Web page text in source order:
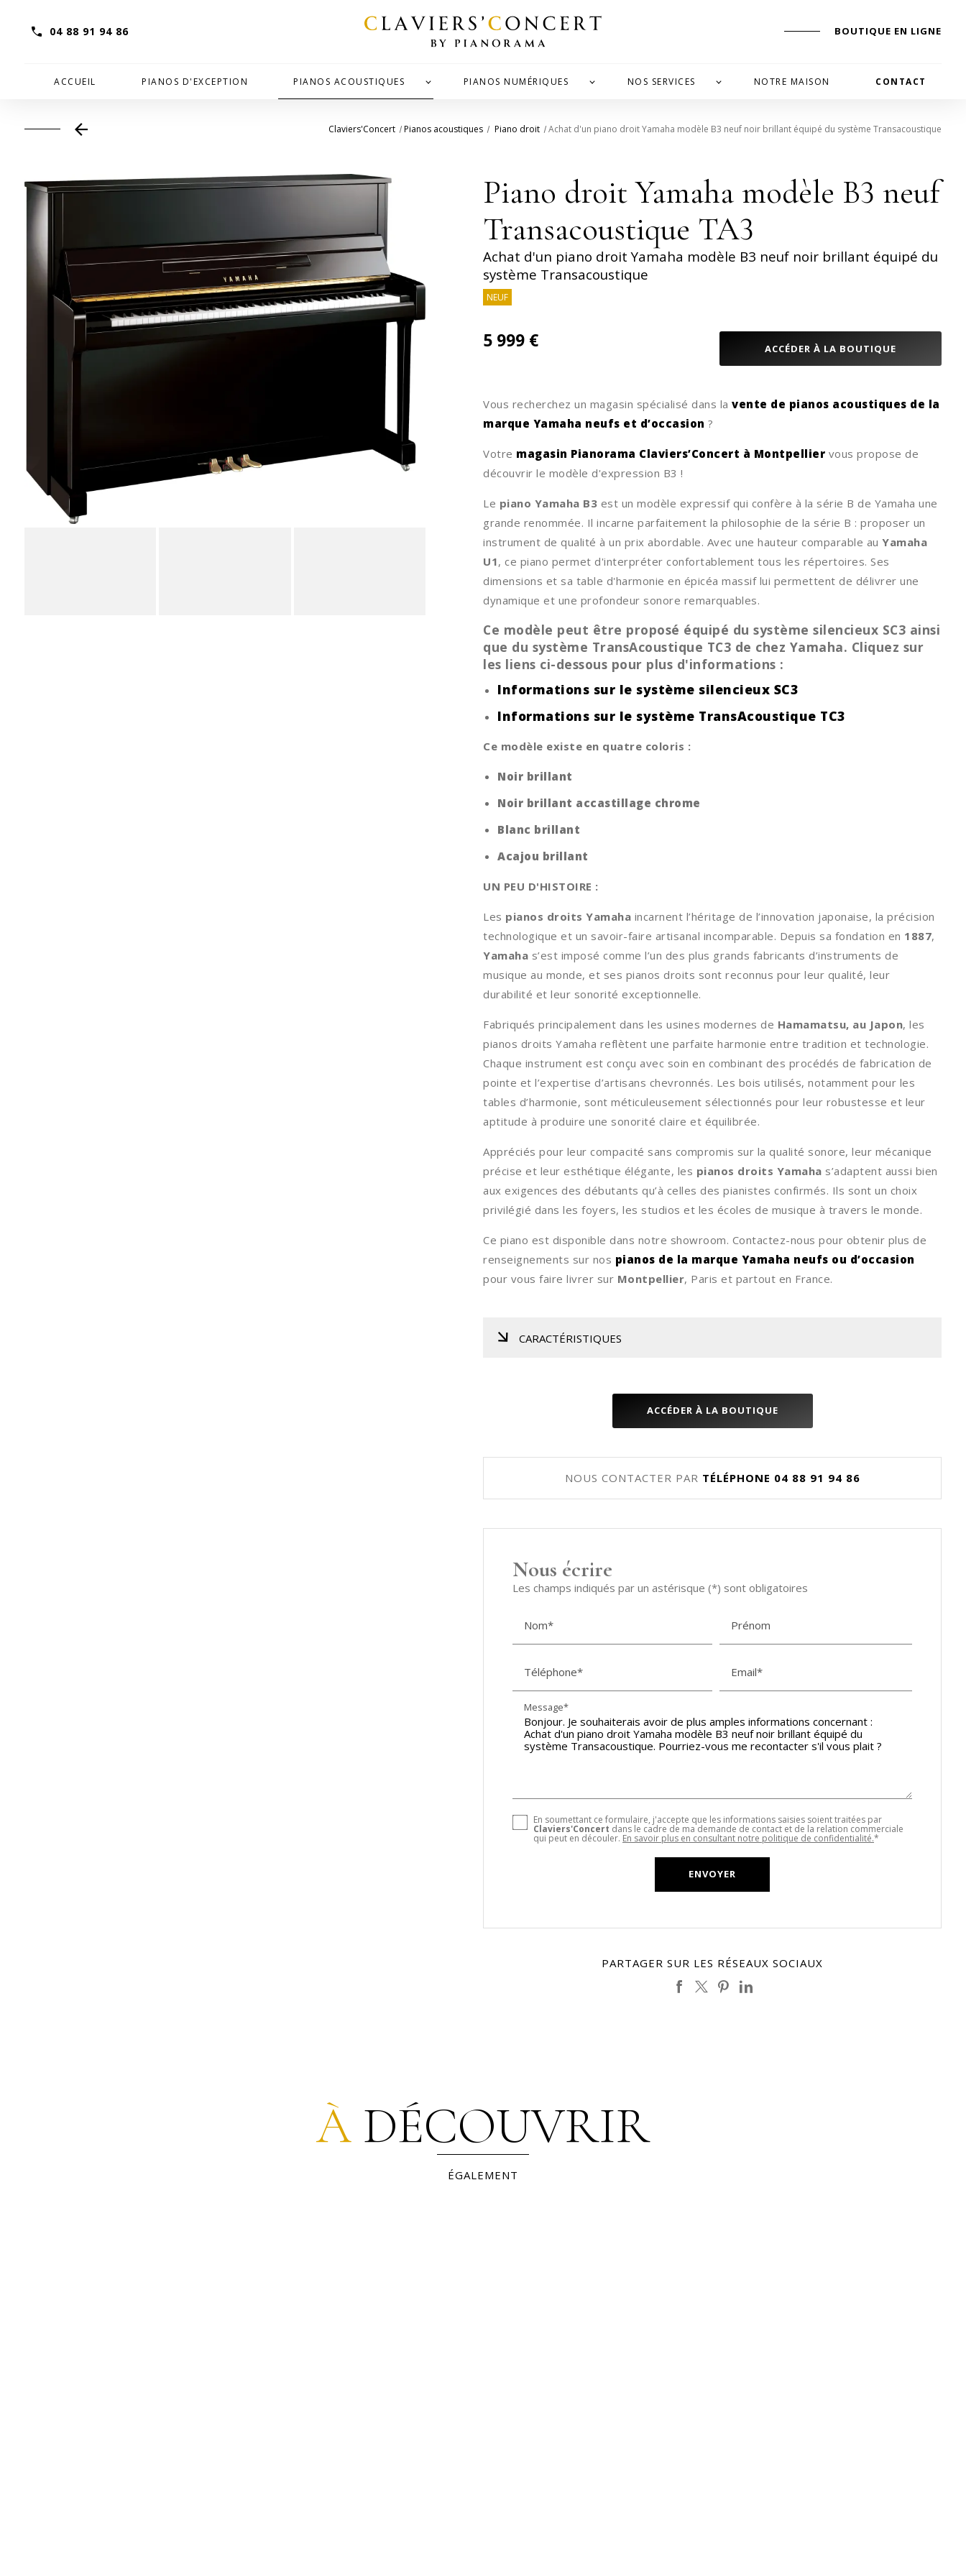
04 88 91 94 86 BOUTIQUE EN LIGNE
ACCUEIL PIANOS D'EXCEPTION PIANOS ACOUSTIQUES PIANOS NUMÉRIQUES NOS SERVICES NOTRE MAISON CONTACT
Claviers'Concert Pianos acoustiques Piano droit Achat d'un piano droit Yamaha modèle B3 neuf noir brillant équipé du système Transacoustique
Piano droit Yamaha modèle B3 neuf
Transacoustique TA3
Achat d'un piano droit Yamaha modèle B3 neuf noir brillant équipé du
système Transacoustique
NEUF
5 999 € ACCÉDER À LA BOUTIQUE
Vous recherchez un magasin spécialisé dans la vente de pianos acoustiques de la
marque Yamaha neufs et d’occasion ?
Votre magasin Pianorama Claviers’Concert à Montpellier vous propose de
découvrir le modèle d'expression B3 !
Le piano Yamaha B3 est un modèle expressif qui confère à la série B de Yamaha une
grande renommée. Il incarne parfaitement la philosophie de la série B : proposer un
instrument de qualité à un prix abordable. Avec une hauteur comparable au Yamaha
U1, ce piano permet d'interpréter confortablement tous les répertoires. Ses
dimensions et sa table d'harmonie en épicéa massif lui permettent de délivrer une
dynamique et une profondeur sonore remarquables.
Ce modèle peut être proposé équipé du système silencieux SC3 ainsi
que du système TransAcoustique TC3 de chez Yamaha. Cliquez sur
les liens ci-dessous pour plus d'informations :
Informations sur le système silencieux SC3
Informations sur le système TransAcoustique TC3
Ce modèle existe en quatre coloris :
Noir brillant
Noir brillant accastillage chrome
Blanc brillant
Acajou brillant
UN PEU D'HISTOIRE :
Les pianos droits Yamaha incarnent l’héritage de l’innovation japonaise, la précision
technologique et un savoir-faire artisanal incomparable. Depuis sa fondation en 1887,
Yamaha s’est imposé comme l’un des plus grands fabricants d’instruments de
musique au monde, et ses pianos droits sont reconnus pour leur qualité, leur
durabilité et leur sonorité exceptionnelle.
Fabriqués principalement dans les usines modernes de Hamamatsu, au Japon, les
pianos droits Yamaha reflètent une parfaite harmonie entre tradition et technologie.
Chaque instrument est conçu avec soin en combinant des procédés de fabrication de
pointe et l’expertise d’artisans chevronnés. Les bois utilisés, notamment pour les
tables d’harmonie, sont méticuleusement sélectionnés pour leur robustesse et leur
aptitude à produire une sonorité claire et équilibrée.
Appréciés pour leur compacité sans compromis sur la qualité sonore, leur mécanique
précise et leur esthétique élégante, les pianos droits Yamaha s’adaptent aussi bien
aux exigences des débutants qu’à celles des pianistes confirmés. Ils sont un choix
privilégié dans les foyers, les studios et les écoles de musique à travers le monde.
Ce piano est disponible dans notre showroom. Contactez-nous pour obtenir plus de
renseignements sur nos pianos de la marque Yamaha neufs ou d’occasion
pour vous faire livrer sur Montpellier, Paris et partout en France.
CARACTÉRISTIQUES
ACCÉDER À LA BOUTIQUE
NOUS CONTACTER PAR TÉLÉPHONE 04 88 91 94 86
Nous écrire
Les champs indiqués par un astérisque (*) sont obligatoires
Nom* Prénom
Téléphone* Email*
Message*
En soumettant ce formulaire, j'accepte que les informations saisies soient traitées par
Claviers'Concert dans le cadre de ma demande de contact et de la relation commerciale
qui peut en découler. En savoir plus en consultant notre politique de confidentialité.*
PARTAGER SUR LES RÉSEAUX SOCIAUX
À DÉCOUVRIR
ÉGALEMENT